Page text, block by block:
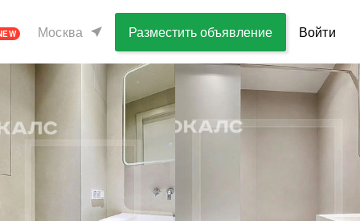
Москва Разместить объявление Войти